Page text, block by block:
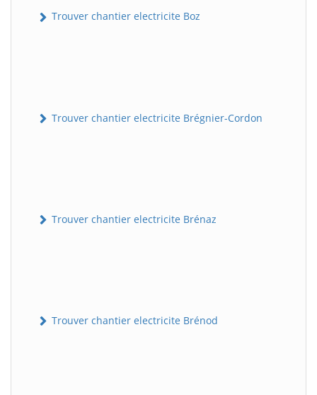
Trouver chantier electricite Boz
Trouver chantier electricite Brégnier-Cordon
Trouver chantier electricite Brénaz
Trouver chantier electricite Brénod